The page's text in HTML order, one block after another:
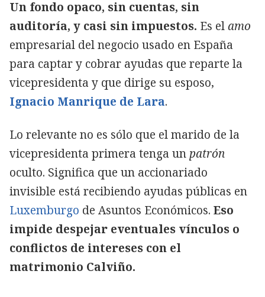
Un fondo opaco, sin cuentas, sin
auditoría, y casi sin impuestos. Es elamo
empresarial del negocio usado en España
para captar y cobrar ayudas que reparte la
vicepresidenta y que dirige su esposo,
Ignacio Manrique de Lara.
Lo relevante no es sólo que el marido de la
vicepresidenta primera tenga un patrón
oculto. Significa que un accionariado
invisible está recibiendo ayudas públicas en
Luxemburgo de Asuntos Económicos. Eso
impide despejar eventuales vínculos o
conflictos de intereses con el
matrimonio Calviño.